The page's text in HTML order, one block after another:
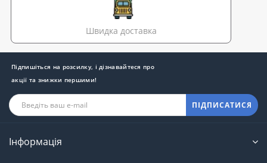
Швидка доставка
Підпишіться на розсилку, і дізнавайтеся про
акції та знижки першими!
ПІДПИСАТИСЯ
Інформація